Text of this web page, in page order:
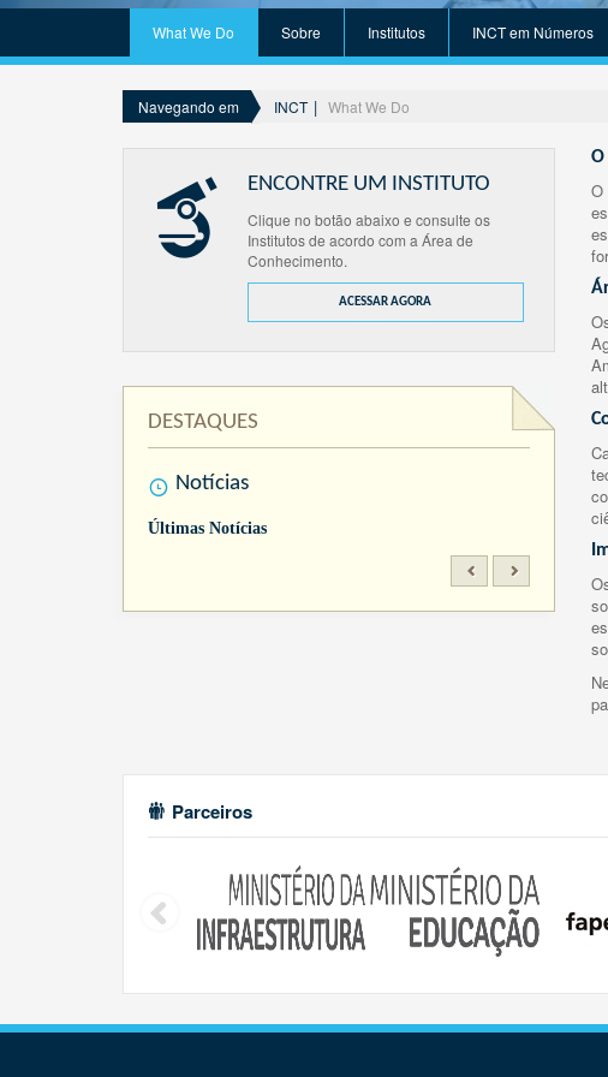
What We Do Sobre Institutos INCT em Números
Navegando em INCT What We Do
ENCONTRE UM INSTITUTO
Clique no botão abaixo e consulte os
Institutos de acordo com a Área de
Conhecimento.
ACESSAR AGORA
DESTAQUES
Notícias
Últimas Notícias
O
O
Parceiros